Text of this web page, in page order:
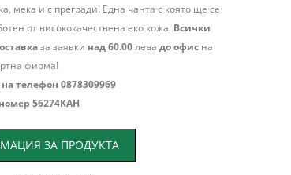
мека и с прегради! Една чанта с която ще се
от висококачествена еко кожа. Всички
за заявки над 60.00лева до офисна
фирма!
телефон 0878309969
56274KAH
ЗА ПРОДУКТА